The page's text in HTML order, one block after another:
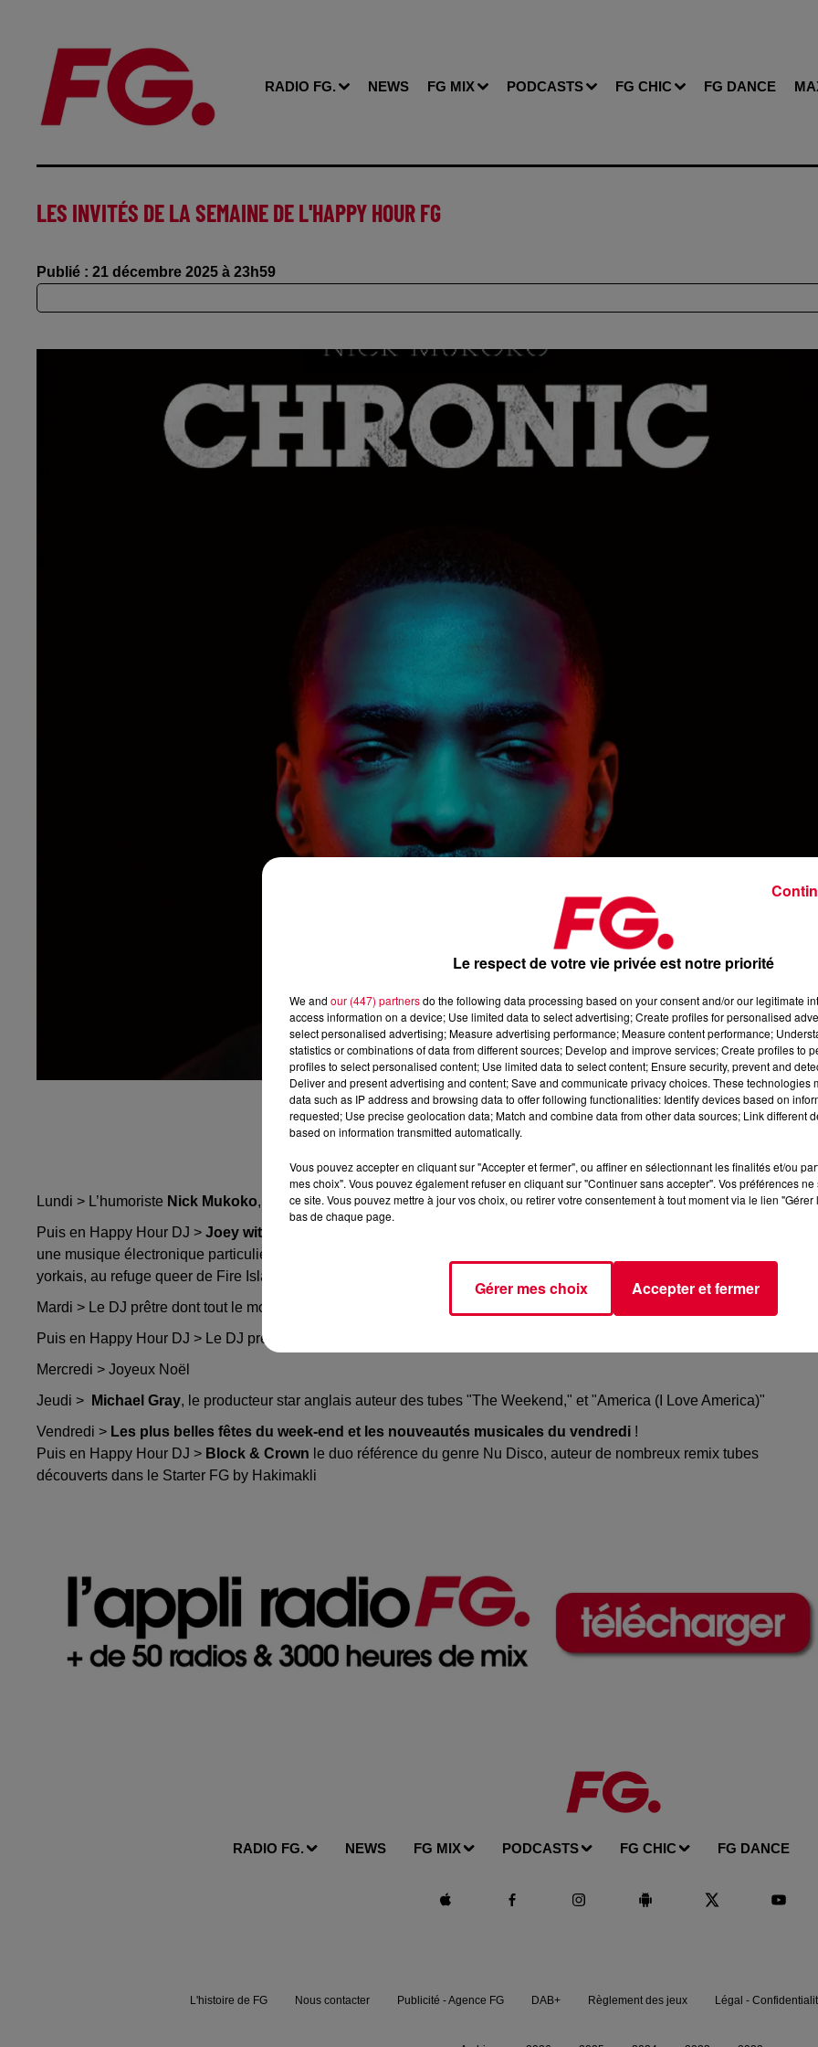
RADIO FG. NEWS FG MIX PODCASTS FG CHIC FG DANCE
LES INVITÉS DE LA SEMAINE DE L'HAPPY HOUR FG
Publié : 21 décembre 2025 à 23h59
Crédit :
Lundi > L’humoriste Nick Mukoko, actuellement au théâtre de l’Apollo à Paris avec son spectacle « Chronic »
Puis en Happy Hour DJ > Joey with the Mustache
une musique électronique particulièrement joyeuses. On peut le retrouver derrière les platines des meilleurs clubs new-
yorkais, au refuge queer de Fire Island Pines, ainsi que partout aux États-Unis
Mardi > Le DJ prêtre dont tout le monde parle sur les réseaux,
Puis en Happy Hour DJ > Le DJ prêtre dont tout le monde parle sur les réseaux,
Mercredi > Joyeux Noël
Jeudi >
Michael Gray, le producteur star anglais auteur des tubes "The Weekend," et "America (I Love America)"
Vendredi > Les plus belles fêtes du week-end et les nouveautés musicales du vendredi !
Puis en Happy Hour DJ > Block & Crown le duo référence du genre Nu Disco, auteur de nombreux remix tubes
découverts dans le Starter FG by Hakimakli
RADIO FG. NEWS FG MIX PODCASTS FG CHIC FG DANCE
L'histoire de FG Nous contacter Publicité - Agence FG DAB+ Règlement des jeux Légal -
Le respect de votre vie privée est notre priorité
We and our (447) partnersdo the following data processing based on your consent and/or our legitimate
access information on a device; Use limited data to select advertising; Create profiles for personalised
select personalised advertising; Measure advertising performance; Measure content performance;
statistics or combinations of data from different sources; Develop and improve services; Create profiles to
profiles to select personalised content; Use limited data to select content; Ensure security, prevent and
Deliver and present advertising and content; Save and communicate privacy choices. These technologies
data such as IP address and browsing data to offer following functionalities: Identify devices based on
requested; Use precise geolocation data; Match and combine data from other data sources; Link different
based on information transmitted automatically.
Vous pouvez accepter en cliquant sur "Accepter et fermer", ou affiner en sélectionnant les finalités et/ou
mes choix". Vous pouvez également refuser en cliquant sur "Continuer sans accepter". Vos préférences
ce site. Vous pouvez mettre à jour vos choix, ou retirer votre consentement à tout moment via le lien
bas de chaque page.
Gérer mes choix Accepter et fermer